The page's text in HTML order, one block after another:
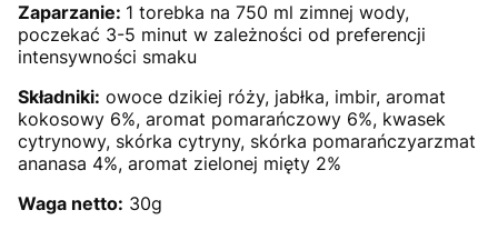
Zaparzanie: 1 torebka na 750 ml zimnej wody,
poczekać 3-5 minut w zależności od preferencji
intensywności smaku
Składniki: owoce dzikiej róży, jabłka, imbir, aromat
kokosowy 6%, aromat pomarańczowy 6%, kwasek
cytrynowy, skórka cytryny, skórka pomarańczyarzmat
ananasa 4%, aromat zielonej mięty 2%
Waga netto: 30g